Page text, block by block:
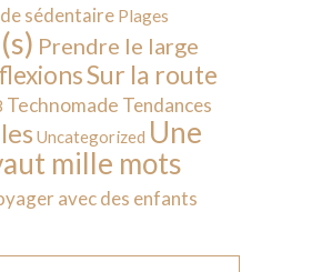
sédentaire Plages
Prendre le large
Sur la route
Technomade Tendances
Uncategorized Une
mille mots
avec des enfants